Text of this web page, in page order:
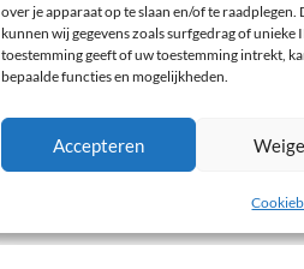
over je apparaat op te slaan en/of te
kunnen wij gegevens zoals surfgedrag of unieke
toestemming geeft of uw toestemming intrekt,
bepaalde functies en mogelijkheden.
Accepteren